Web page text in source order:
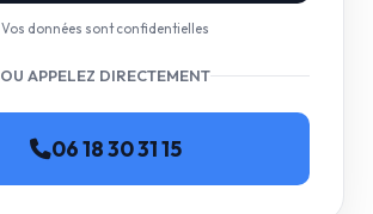
Vos données sont confidentielles
OU APPELEZ DIRECTEMENT
06 18 30 31 15